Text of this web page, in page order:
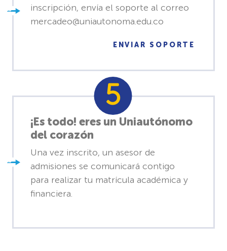
inscripción, envía el soporte al correo
mercadeo@uniautonoma.edu.co
ENVIAR SOPORTE
¡Es todo! eres un Uniautónomo
del corazón
Una vez inscrito, un asesor de
admisiones se comunicará contigo
para realizar tu matrícula académica y
financiera.